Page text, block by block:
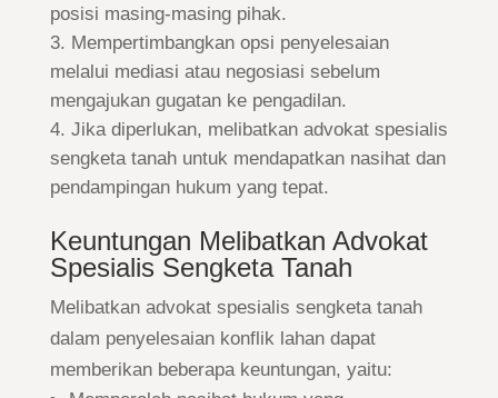
posisi masing-masing pihak.
Mempertimbangkan opsi penyelesaian
melalui mediasi atau negosiasi sebelum
mengajukan gugatan ke pengadilan.
Jika diperlukan, melibatkan advokat spesialis
sengketa tanah untuk mendapatkan nasihat dan
pendampingan hukum yang tepat.
Keuntungan Melibatkan Advokat
Spesialis Sengketa Tanah
Melibatkan advokat spesialis sengketa tanah
dalam penyelesaian konflik lahan dapat
memberikan beberapa keuntungan, yaitu: